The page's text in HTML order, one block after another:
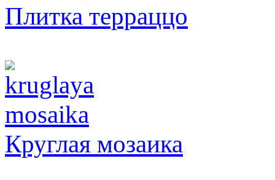
Плитка терраццо
Круглая мозаика